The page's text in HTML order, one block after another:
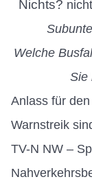
Nichts?
Welche
Sie
Anlass für
Warnstreik
TV-N NW –